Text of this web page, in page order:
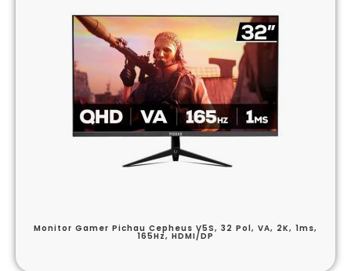
Monitor Gamer Pichau Cepheus V5S, 32 Pol, VA, 2K, 1ms,
165Hz, HDMI/DP